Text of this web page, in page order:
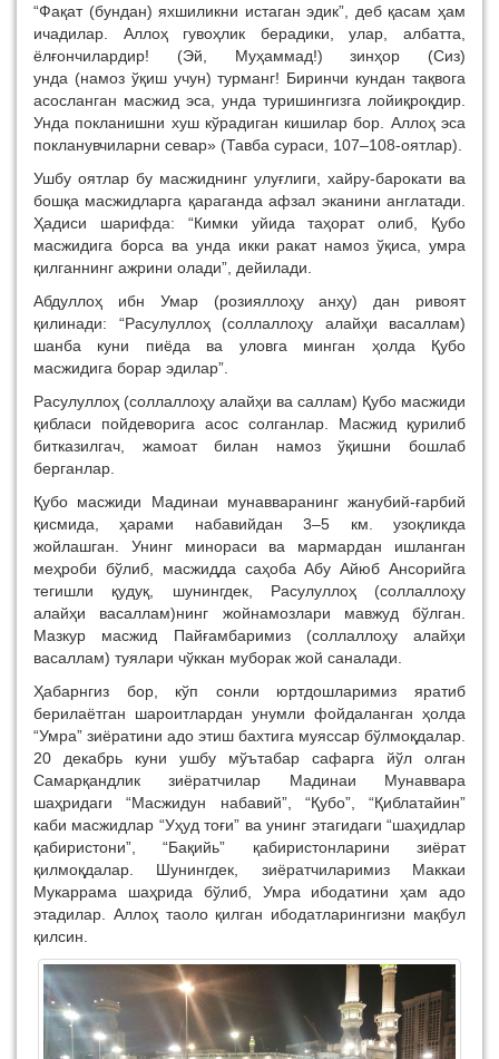
“Фақат (бундан) яхшиликни истаган эдик”, деб қасам ҳам
ичадилар. Аллоҳ гувоҳлик берадики, улар, албатта,
ёлғончилардир! (Эй, Муҳаммад!) зинҳор (Сиз)
унда (намоз ўқиш учун) турманг! Биринчи кундан тақвога
асосланган масжид эса, унда туришингизга лойиқроқдир.
Унда покланишни хуш кўрадиган кишилар бор. Аллоҳ эса
покланувчиларни севар» (Тавба сураси, 107–108-оятлар).
Ушбу оятлар бу масжиднинг улуғлиги, хайру-барокати ва
бошқа масжидларга қараганда афзал эканини англатади.
Ҳадиси шарифда: “Кимки уйида таҳорат олиб, Қубо
масжидига борса ва унда икки ракат намоз ўқиса, умра
қилганнинг ажрини олади”, дейилади.
Абдуллоҳ ибн Умар (розияллоҳу анҳу) дан ривоят
қилинади: “Расулуллоҳ (соллаллоҳу алайҳи васаллам)
шанба куни пиёда ва уловга минган ҳолда Қубо
масжидига борар эдилар”.
Расулуллоҳ (соллаллоҳу алайҳи ва саллам) Қубо масжиди
қибласи пойдеворига асос солганлар. Масжид қурилиб
битказилгач, жамоат билан намоз ўқишни бошлаб
берганлар.
Қубо масжиди Мадинаи мунавваранинг жанубий-ғарбий
қисмида, ҳарами набавийдан 3–5 км. узоқликда
жойлашган. Унинг минораси ва мармардан ишланган
меҳроби бўлиб, масжидда саҳоба Абу Айюб Ансорийга
тегишли қудуқ, шунингдек, Расулуллоҳ (соллаллоҳу
алайҳи васаллам)нинг жойнамозлари мавжуд бўлган.
Мазкур масжид Пайғамбаримиз (соллаллоҳу алайҳи
васаллам) туялари чўккан муборак жой саналади.
Ҳабарнгиз бор, кўп сонли юртдошларимиз яратиб
берилаётган шароитлардан унумли фойдаланган ҳолда
“Умра” зиёратини адо этиш бахтига муяссар бўлмоқдалар.
20 декабрь куни ушбу мўътабар сафарга йўл олган
Самарқандлик зиёратчилар Мадинаи Мунаввара
шаҳридаги “Масжидун набавий”, “Қубо”, “Қиблатайин”
каби масжидлар “Уҳуд тоғи” ва унинг этагидаги “шаҳидлар
қабиристони”, “Бақийь” қабиристонларини зиёрат
қилмоқдалар. Шунингдек, зиёратчиларимиз Маккаи
Мукаррама шаҳрида бўлиб, Умра ибодатини ҳам адо
этадилар. Аллоҳ таоло қилган ибодатларингизни мақбул
қилсин.